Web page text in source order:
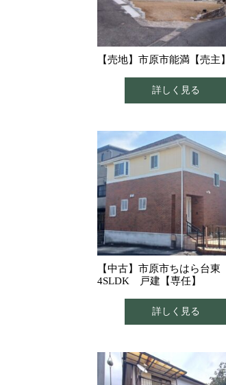
【売地】市原市能満【売主】
詳しく見る
【中古】市原市ちはら台東
4SLDK 戸建【専任】
詳しく見る